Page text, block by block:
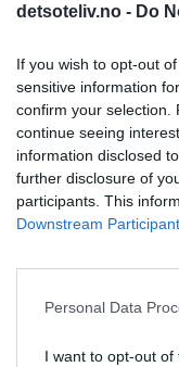
detsoteliv.no - Do
If you wish to opt-out
sensitive information
confirm your selection.
continue seeing
information disclosed
further disclosure of
participants. This
Downstream
Personal Data
I want to opt-out of